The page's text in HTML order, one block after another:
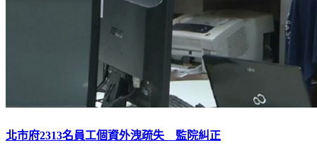
北市府2313名員工個資外洩疏失 監院糾正